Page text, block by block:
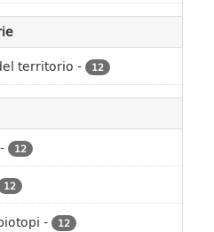
territorio - 12
- 12
12
- 12